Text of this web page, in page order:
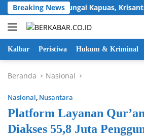
Langsung
ke
konten
Breaking NewsSungai Kapuas, Krisantus
Kalbar Peristiwa Hukum & Kriminal
Beranda Nasional
Nasional, Nusantara
Platform Layanan
Diakses 55,8 Juta